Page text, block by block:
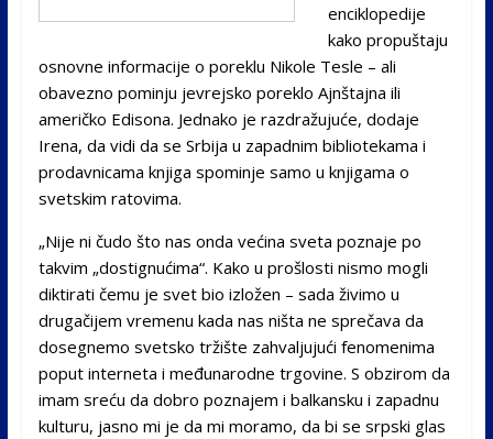
enciklopedije
kako propuštaju
osnovne informacije o poreklu Nikole Tesle – ali
obavezno pominju jevrejsko poreklo Ajnštajna ili
američko Edisona. Jednako je razdražujuće, dodaje
Irena, da vidi da se Srbija u zapadnim bibliotekama i
prodavnicama knjiga spominje samo u knjigama o
svetskim ratovima.
„Nije ni čudo što nas onda većina sveta poznaje po
takvim „dostignućima“. Kako u prošlosti nismo mogli
diktirati čemu je svet bio izložen – sada živimo u
drugačijem vremenu kada nas ništa ne sprečava da
dosegnemo svetsko tržište zahvaljujući fenomenima
poput interneta i međunarodne trgovine. S obzirom da
imam sreću da dobro poznajem i balkansku i zapadnu
kulturu, jasno mi je da mi moramo, da bi se srpski glas